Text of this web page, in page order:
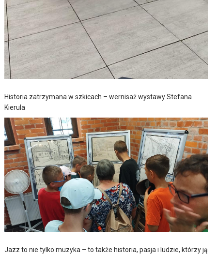
Historia zatrzymana w szkicach – wernisaż wystawy Stefana
Kierula
Jazz to nie tylko muzyka – to także historia, pasja i ludzie, którzy ją